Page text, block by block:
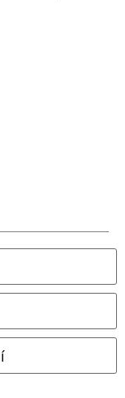
s tím, že
údaje a
Mé osobní údaje
osobních údajů.
link.